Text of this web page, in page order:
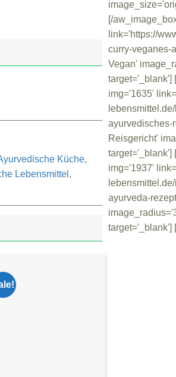
Küche,
Lebensmittel ,
[/
link='https://
curry-veganes-
Vegan'
target='_blank']
img='1635'
ayurvedisches-
Reisgericht'
target='_blank']
img='1937'
ayurveda-
target='_blank']